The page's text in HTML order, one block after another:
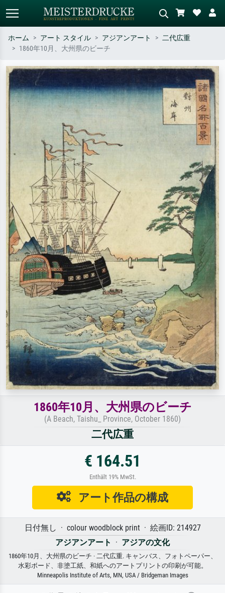
作家名・作品名・スタイルで検索
– 例：モネ、星月夜、印象派、北
斎の波、ヌード。
シーンを説明してください – 例：
緑の草原、赤の多い抽象画、暗い
油絵、木のそばの立ち姿のヌー
ド。
ホーム アート スタイル アジアンアート
二代広重
1860年10月、大州県のビーチ
1860年10月、大州県のビーチ
(A Beach, Taishu_ Province, October 1860)
二代広重
€ 164.51
Enthält 19% MwSt.
アート作品の構成
日付無し · colour woodblock print · 絵画ID: 214927
アジアンアート
· アジアの文化
1860年10月、大州県のビーチ · 二代広重. キャンバス、フォトペーパー、
水彩ボード、非塗工紙、和紙へのアートプリントの印刷が可能。
Minneapolis Institute of Arts, MN, USA / Bridgeman Images